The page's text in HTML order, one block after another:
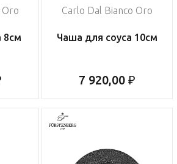
Oro
8см
Carlo Dal Bianco Oro
Чаша для соуса 10см
7 920,00 ₽